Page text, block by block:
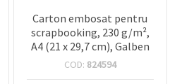
Carton embosat pentru
scrapbooking, 230 g/m²,
A4 (21 x 29,7 cm), Galben
COD: 824594